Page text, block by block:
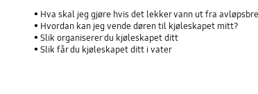
Hva skal jeg gjøre hvis det lekker vann ut fra
Hvordan kan jeg vende døren til kjøleskapet mitt?
Slik organiserer du kjøleskapet ditt
Slik får du kjøleskapet ditt i vater